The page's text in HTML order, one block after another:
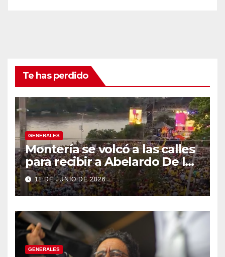
Te has perdido
GENERALES
Montería se volcó a las calles
para recibir a Abelardo De la
Espriella
11 DE JUNIO DE 2026
GENERALES